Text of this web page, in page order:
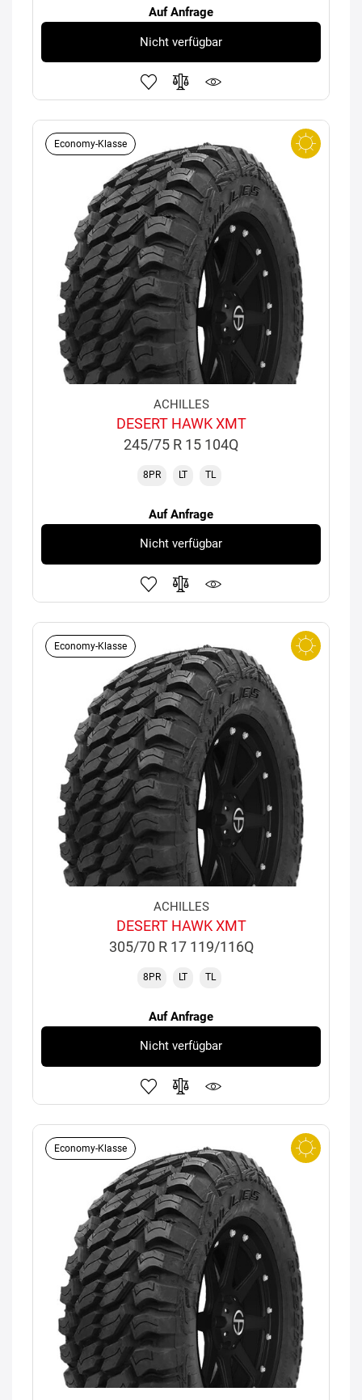
Auf Anfrage
Nicht verfügbar
Economy-Klasse
ACHILLES
DESERT HAWK XMT
245/75 R 15 104Q
8PR LT TL
Auf Anfrage
Nicht verfügbar
Economy-Klasse
ACHILLES
DESERT HAWK XMT
305/70 R 17 119/116Q
8PR LT TL
Auf Anfrage
Nicht verfügbar
Economy-Klasse